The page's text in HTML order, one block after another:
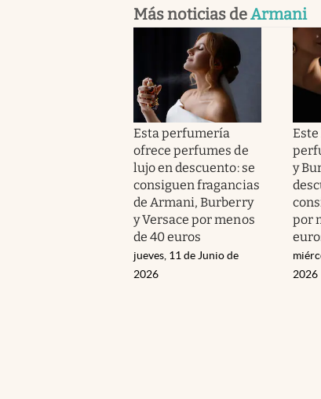
Más noticias deArmani
Esta perfumería
ofrece perfumes de
lujo en descuento: se
consiguen fragancias
de Armani, Burberry
y Versace por menos
de 40 euros
jueves, 11 de Junio de
2026
y
por
2026